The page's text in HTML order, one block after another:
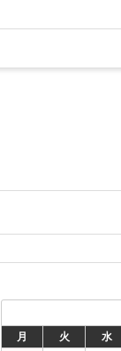
月
火 水